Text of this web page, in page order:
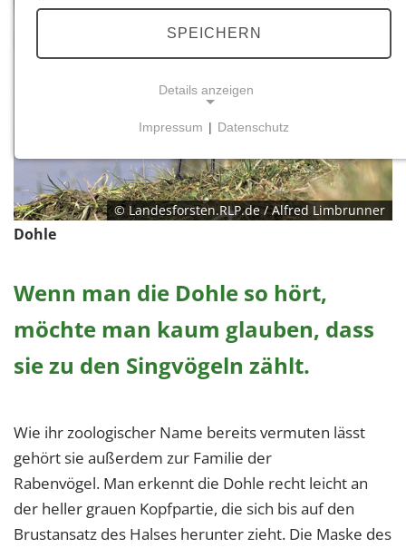
© Landesforsten.RLP.de / Alfred Limbrunner
Dohle
Wenn man die Dohle so hört,
möchte man kaum glauben, dass
sie zu den Singvögeln zählt.
Wie ihr zoologischer Name bereits vermuten lässt
gehört sie außerdem zur Familie der
Rabenvögel. Man erkennt die Dohle recht leicht an
der heller grauen Kopfpartie, die sich bis auf den
Brustansatz des Halses herunter zieht. Die Maske des
SPEICHERN
Details anzeigen
Notwendige Cookies ermöglichen grundlegende
Funktionen und sind für die einwandfreie Funktion
der Website erforderlich.
Name:
Dieser Cookie speichert die ausgewählten
1 Jahr
EXTERNE MEDIEN
Um Inhalte von Videoplattformen und Social Media
Impressum | Datenschutz